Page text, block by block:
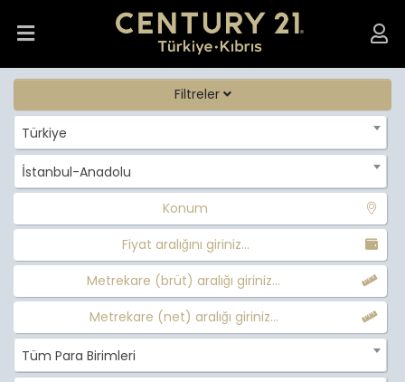
Filtreler
Türkiye
İstanbul-Anadolu
Konum
Fiyat aralığını giriniz...
Metrekare (brüt) aralığı giriniz...
Metrekare (net) aralığı giriniz...
Tüm Para Birimleri